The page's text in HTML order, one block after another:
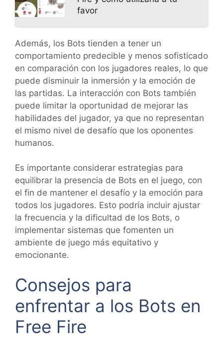
favor
Además, los Bots tienden a tener un
comportamiento predecible y menos sofisticado
en comparación con los jugadores reales, lo que
puede disminuir la inmersión y la emoción de
las partidas. La interacción con Bots también
puede limitar la oportunidad de mejorar las
habilidades del jugador, ya que no representan
el mismo nivel de desafío que los oponentes
humanos.
Es importante considerar estrategias para
equilibrar la presencia de Bots en el juego, con
el fin de mantener el desafío y la emoción para
todos los jugadores. Esto podría incluir ajustar
la frecuencia y la dificultad de los Bots, o
implementar sistemas que fomenten un
ambiente de juego más equitativo y
emocionante.
Consejos para
enfrentar a los Bots en
Free Fire